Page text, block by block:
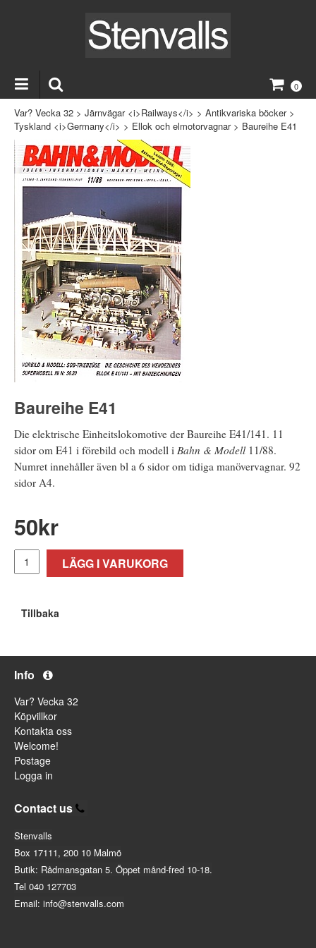
0
Var? Vecka 32 > Järnvägar <i>Railways</i> > Antikvariska böcker>
Tyskland <i>Germany</i> > Ellok och elmotorvagnar> Baureihe E41
Baureihe E41
Die elektrische Einheitslokomotive der Baureihe E41/141. 11
sidor om E41 i förebild och modell i Bahn & Modell 11/88.
Numret innehåller även bl a 6 sidor om tidiga manövervagnar. 92
sidor A4.
50kr
LÄGG I VARUKORG
Tillbaka
Info
Var? Vecka 32
Köpvillkor
Kontakta oss
Welcome!
Postage
Logga in
Contact us
Stenvalls
Box 17111, 200 10 Malmö
Butik: Rådmansgatan 5. Öppet månd-fred 10-18.
Tel 040 127703
Email: info@stenvalls.com